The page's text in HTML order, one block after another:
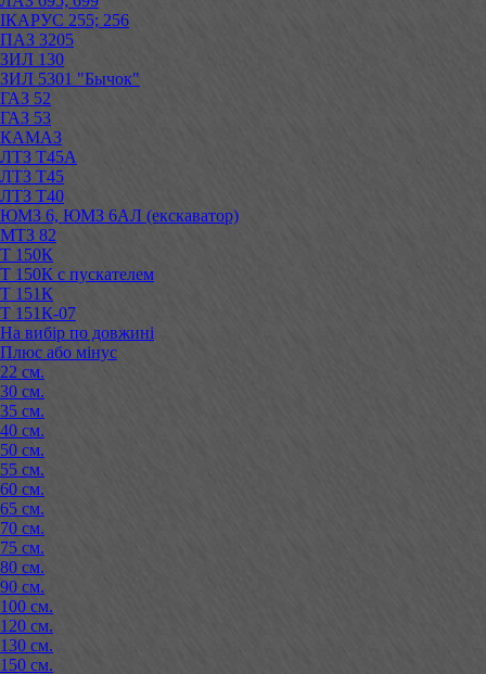
ІКАРУС 255; 256
ПАЗ 3205
ЗИЛ 130
ЗИЛ 5301 "Бычок"
ГАЗ 52
ГАЗ 53
КАМАЗ
ЛТЗ Т45А
ЛТЗ Т45
ЛТЗ Т40
ЮМЗ 6, ЮМЗ 6АЛ (екскаватор)
МТЗ 82
Т 150К
Т 150К с пускателем
Т 151К
Т 151К-07
На вибір по довжині
Плюс або мінус
22 см.
30 см.
35 см.
40 см.
50 см.
55 см.
60 см.
65 см.
70 см.
75 см.
80 см.
90 см.
100 см.
120 см.
130 см.
150 см.